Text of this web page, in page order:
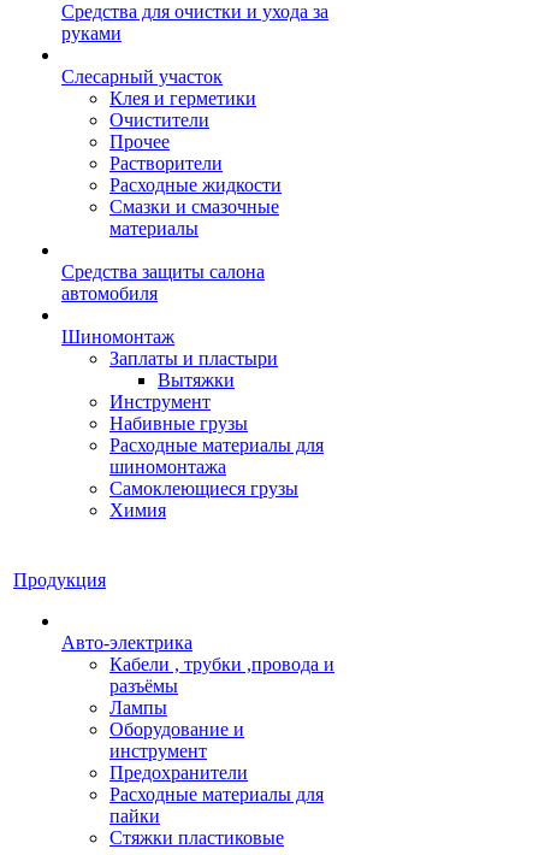
Средства для очистки и ухода за
руками
Слесарный участок
Клея и герметики
Очистители
Прочее
Растворители
Расходные жидкости
Смазки и смазочные
материалы
Средства защиты салона
автомобиля
Шиномонтаж
Заплаты и пластыри
Вытяжки
Инструмент
Набивные грузы
Расходные материалы для
шиномонтажа
Самоклеющиеся грузы
Химия
Продукция
Авто-электрика
Кабели , трубки ,провода и
разъёмы
Лампы
Оборудование и
инструмент
Предохранители
Расходные материалы для
пайки
Стяжки пластиковые